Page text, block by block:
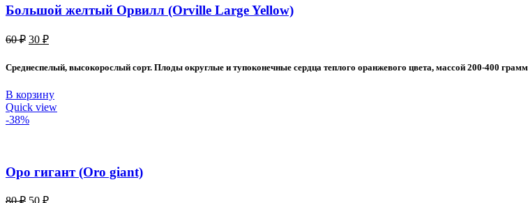
Большой желтый Орвилл (Orville Large Yellow)
60₽ Первоначальная
составляла
30 ₽Текущая
30 ₽.
Среднеспелый, высокорослый сорт. Плоды округлые и тупоконечные сердца теплого оранжевого цвета, массой 200-400
В корзину
Quick view
-38%
Оро гигант (Oro giant)
Первоначальная
Текущая